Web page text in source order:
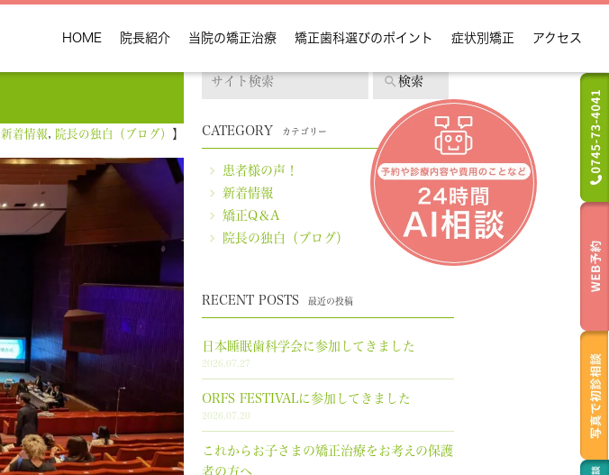
HOME 院長紹介 当院の矯正治療 矯正歯科選びのポイント 症状別矯正 アクセス
新着情報, 院長の独白（ブログ） 】 CATEGORY カテゴリー
カテゴリー
患者様の声！
新着情報
矯正Q＆A
院長の独白（ブログ）
RECENT POSTS 最近の投稿
日本睡眠歯科学会に参加してきました
2026.07.27
ORFS FESTIVALに参加してきました
2026.07.20
これからお子さまの矯正治療をお考えの保護
者の方へ